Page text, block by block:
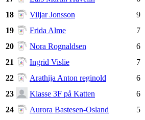
18
Viljar Jonsson 9
19
Frida Alme 7
20
Nora Rognaldsen 6
21
Ingrid Vislie 7
22
Arathija Anton reginold 6
23
Klasse 3F på Katten 6
24
Aurora Bastesen-Osland 5